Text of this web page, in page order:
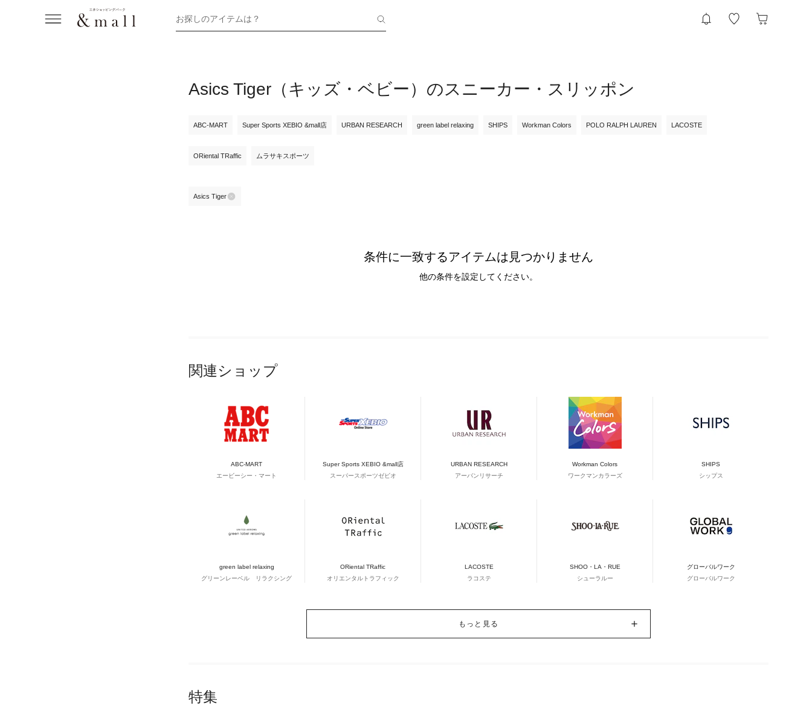
お探しのアイテムは？
Asics Tiger（キッズ・ベビー）のスニーカー・スリッポン
ABC-MART Super Sports XEBIO &mall店 URBAN RESEARCH green label relaxing SHIPS Workman Colors POLO RALPH LAUREN LACOSTE
ORiental TRaffic ムラサキスポーツ
Asics Tiger
条件に一致するアイテムは見つかりません
他の条件を設定してください。
関連ショップ
ABC-MART
エービーシー・マート
Super Sports XEBIO &mall店
スーパースポーツゼビオ
URBAN RESEARCH
アーバンリサーチ
Workman Colors
ワークマンカラーズ
SHIPS
シップス
green label relaxing
グリーンレーベル リラクシング
ORiental TRaffic
オリエンタルトラフィック
LACOSTE
ラコステ
SHOO・LA・RUE
シューラルー
グローバルワーク
グローバルワーク
もっと見る
特集